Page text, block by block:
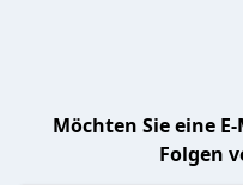
Möchten Sie eine
Folgen